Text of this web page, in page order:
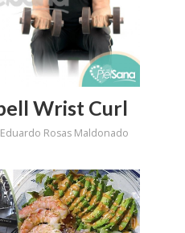
Wrist Curl
Rosas Maldonado